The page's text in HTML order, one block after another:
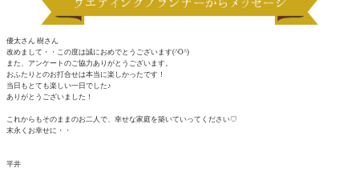
優太さん 樹さん
改めまして・・この度は誠におめでとうございます(^O^)
また、アンケートのご協力ありがとうございます。
おふたりとのお打合せは本当に楽しかったです！
当日もとても楽しい一日でした♪
ありがとうございました！
これからもそのままのお二人で、幸せな家庭を築いていってください♡
末永くお幸せに・・
平井